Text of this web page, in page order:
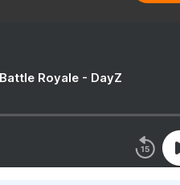
Royale - DayZ